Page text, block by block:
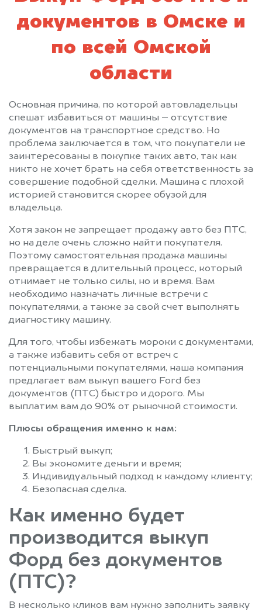
документов в Омске и
по всей Омской
области
Основная причина, по которой автовладельцы
спешат избавиться от машины – отсутствие
документов на транспортное средство. Но
проблема заключается в том, что покупатели не
заинтересованы в покупке таких авто, так как
никто не хочет брать на себя ответственность за
совершение подобной сделки. Машина с плохой
историей становится скорее обузой для
владельца.
Хотя закон не запрещает продажу авто без ПТС,
но на деле очень сложно найти покупателя.
Поэтому самостоятельная продажа машины
превращается в длительный процесс, который
отнимает не только силы, но и время. Вам
необходимо назначать личные встречи с
покупателями, а также за свой счет выполнять
диагностику машину.
Для того, чтобы избежать мороки с документами,
а также избавить себя от встреч с
потенциальными покупателями, наша компания
предлагает вам выкуп вашего Ford без
документов (ПТС) быстро и дорого. Мы
выплатим вам до 90% от рыночной стоимости.
Плюсы обращения именно к нам:
Быстрый выкуп;
Вы экономите деньги и время;
Индивидуальный подход к каждому клиенту;
Безопасная сделка.
Как именно будет
производится выкуп
Форд без документов
(ПТС)?
В несколько кликов вам нужно заполнить заявку